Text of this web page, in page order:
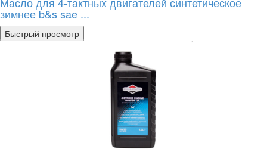
зимнее b&s sae ...
Быстрый просмотр